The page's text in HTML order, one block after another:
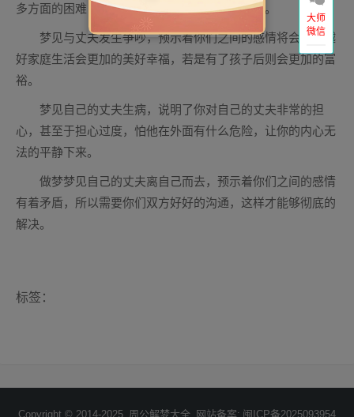
多方面的困难，要学会去面对，去结决这些困难。
梦见与丈夫发生争吵，预示着你们之间的感情将会越来越
好家庭生活会更加的美好幸福，若是有了孩子后则会更加的富
裕。
梦见自己的丈夫生病，说明了你对自己的丈夫非常的担
心，甚至于担心过度，怕他在外面有什么危险，让你的内心无
法的平静下来。
做梦梦见自己的丈夫离自己而去，预示着你们之间的感情
有着矛盾，所以需要你们双方好好的沟通，这样才能够彻底的
解决。
标签：
大师
微信
Copyright © 2014-2025 周公解梦大全 网站备案: 闽ICP备2025093954